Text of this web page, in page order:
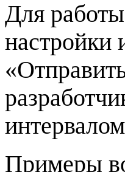
Для
настройки
Примеры